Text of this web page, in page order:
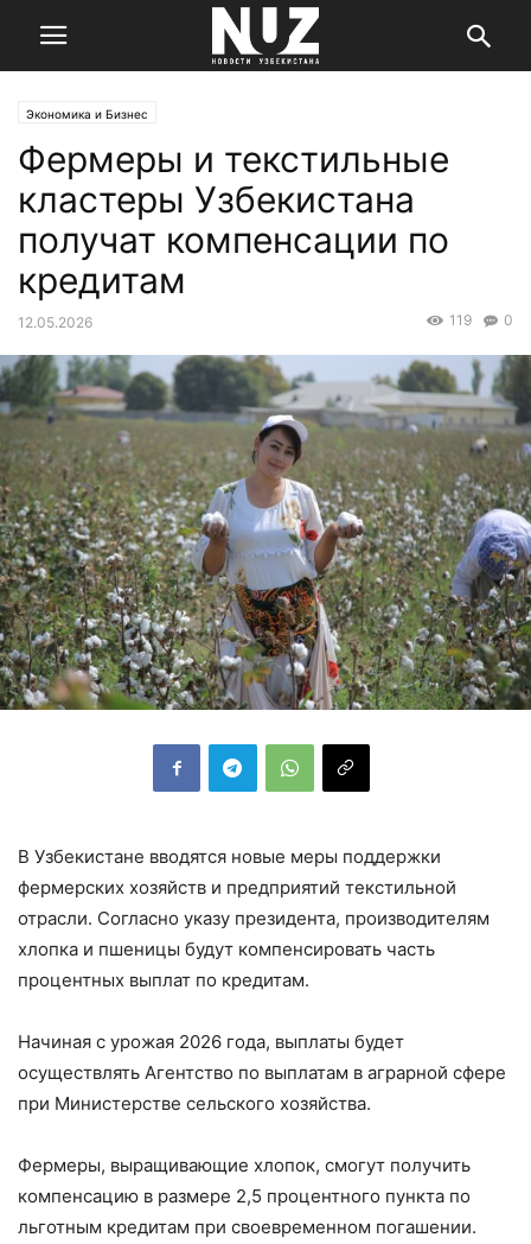
Экономика и Бизнес
Фермеры и текстильные
кластеры Узбекистана
получат компенсации по
кредитам
12.05.2026 0
119
В Узбекистане вводятся новые меры поддержки
фермерских хозяйств и предприятий текстильной
отрасли. Согласно указу президента, производителям
хлопка и пшеницы будут компенсировать часть
процентных выплат по кредитам.
Начиная с урожая 2026 года, выплаты будет
осуществлять Агентство по выплатам в аграрной сфере
при Министерстве сельского хозяйства.
Фермеры, выращивающие хлопок, смогут получить
компенсацию в размере 2,5 процентного пункта по
льготным кредитам при своевременном погашении.